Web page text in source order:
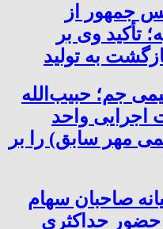
جمهور از
تأکید وی بر
به تولید
جم؛ حبیب‌الله
اجرایی واحد
مهر سابق) را بر
صاحبان سهام
حداکثری